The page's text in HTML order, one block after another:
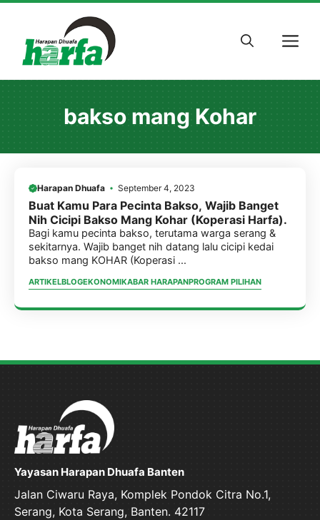
content
bakso mang Kohar
Harapan Dhuafa September 4, 2023
Buat Kamu Para Pecinta Bakso, Wajib Banget
Nih Cicipi Bakso Mang Kohar (Koperasi Harfa).
Bagi kamu pecinta bakso, terutama warga serang &
sekitarnya. Wajib banget nih datang lalu cicipi kedai
bakso mang KOHAR (Koperasi ...
ARTIKELBLOGEKONOMIKABAR HARAPANPROGRAM PILIHAN
Yayasan Harapan Dhuafa Banten
Jalan Ciwaru Raya, Komplek Pondok Citra No.1,
Serang, Kota Serang, Banten. 42117